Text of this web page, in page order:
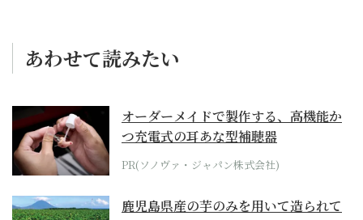
あわせて読みたい
オーダーメイドで製作する、高機能か
つ充電式の耳あな型補聴器
PR(ソノヴァ・ジャパン株式会社)
鹿児島県産の芋のみを用いて造られて